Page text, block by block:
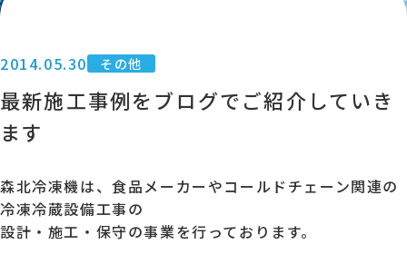
2014.05.30 その他
最新施工事例をブログでご紹介していき
ます
森北冷凍機は、食品メーカーやコールドチェーン関連の
冷凍冷蔵設備工事の
設計・施工・保守の事業を行っております。